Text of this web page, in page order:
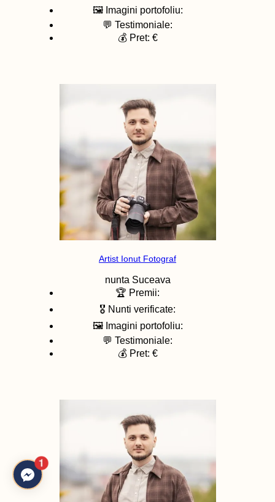
🖼️ Imagini portofoliu:
💬 Testimoniale:
💰 Pret: €
Artist Ionut Fotograf
nunta Suceava
🏆 Premii:
🎖️ Nunti verificate:
🖼️ Imagini portofoliu:
💬 Testimoniale:
💰 Pret: €